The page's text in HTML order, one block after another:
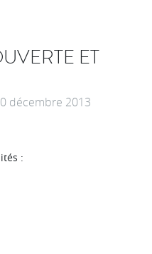
ET
décembre 2013
: